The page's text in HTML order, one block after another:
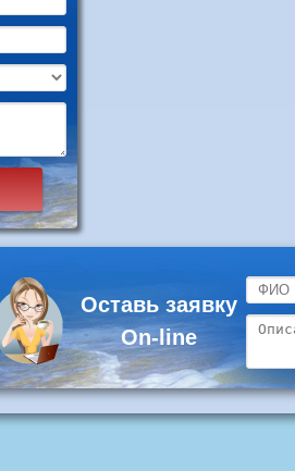
Оставь заявку
On-line